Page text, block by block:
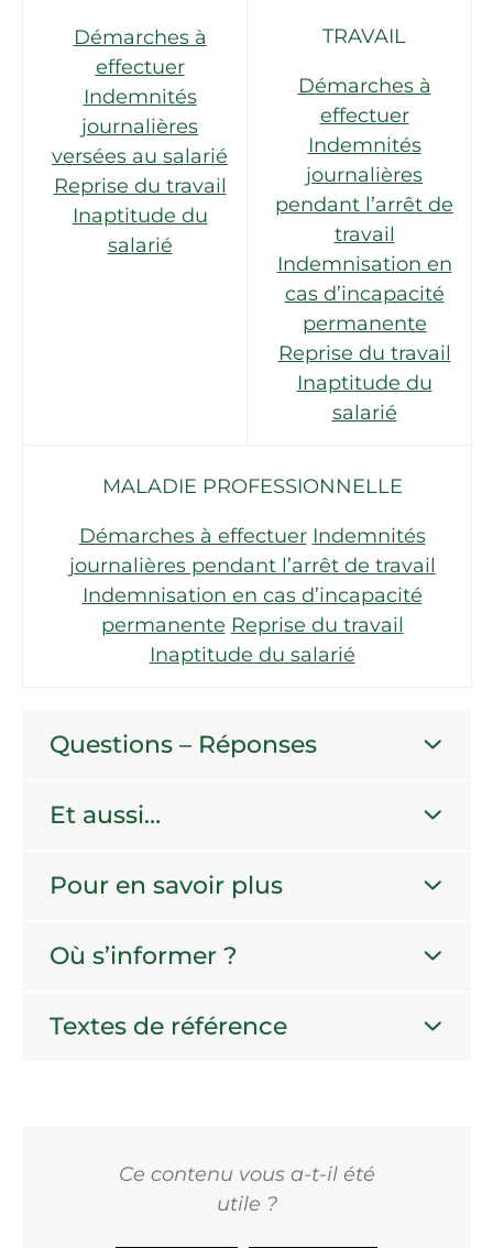
Démarches à
effectuer
Indemnités
journalières
versées au salarié
Reprise du travail
Inaptitude du
salarié
TRAVAIL
Démarches à
effectuer
Indemnités
journalières
pendant l’arrêt de
travail
Indemnisation en
cas d’incapacité
permanente
Reprise du travail
Inaptitude du
salarié
MALADIE PROFESSIONNELLE
Démarches à effectuer Indemnités
journalières pendant l’arrêt de travail
Indemnisation en cas d’incapacité
permanente Reprise du travail
Inaptitude du salarié
Questions – Réponses
Et aussi…
Pour en savoir plus
Où s’informer ?
Textes de référence
Ce contenu vous a-t-il été
utile ?